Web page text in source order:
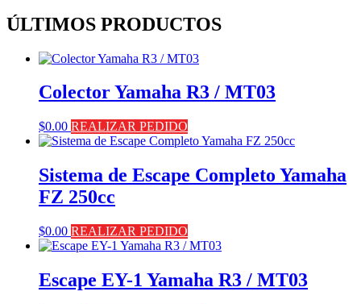
ÚLTIMOS PRODUCTOS
Colector Yamaha R3 / MT03
$0.00 REALIZAR PEDIDO
Sistema de Escape Completo Yamaha
FZ 250cc
$0.00 REALIZAR PEDIDO
Escape EY-1 Yamaha R3 / MT03